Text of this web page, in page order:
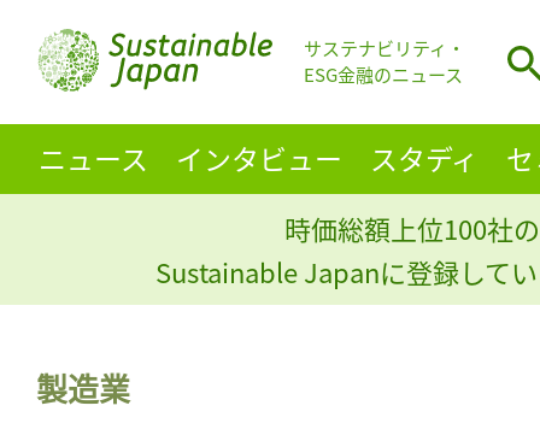
サステナビリティ・
ESG金融のニュース
ニュース インタビュー スタディ
時価総額上位100社
Sustainable Japanに登録して
製造業